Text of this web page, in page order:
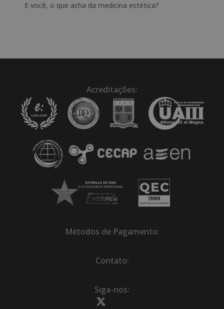
E você, o que acha da medicina estética?
Acreditações:
Métodos de Pagamento:
Contato:
Siga-nos: